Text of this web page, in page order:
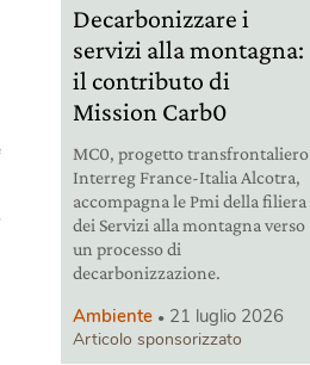
Decarbonizzare i
servizi alla montagna:
il contributo di
Mission Carb0
MC0, progetto transfrontaliero
Interreg France-Italia Alcotra,
accompagna le Pmi della filiera
dei Servizi alla montagna verso
un processo di
decarbonizzazione.
Ambiente 21 luglio 2026
Articolo sponsorizzato